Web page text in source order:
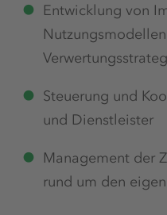
Entwicklung von
Steuerung und
und Dienstleister
Management der
rund um den